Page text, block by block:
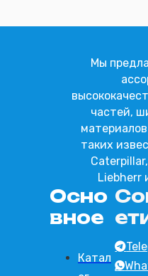
Мы
частей,
таких
Liebherr
Осно
вное
Катал